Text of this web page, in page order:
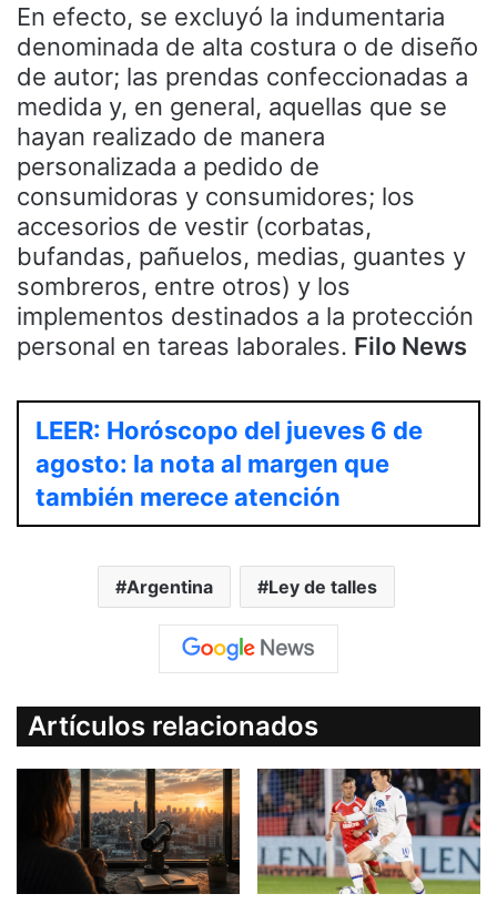
En efecto, se excluyó la indumentaria
denominada de alta costura o de diseño
de autor; las prendas confeccionadas a
medida y, en general, aquellas que se
hayan realizado de manera
personalizada a pedido de
consumidoras y consumidores; los
accesorios de vestir (corbatas,
bufandas, pañuelos, medias, guantes y
sombreros, entre otros) y los
implementos destinados a la protección
personal en tareas laborales. Filo News
LEER: Horóscopo del jueves 6 de
agosto: la nota al margen que
también merece atención
Argentina Ley de talles
Artículos relacionados